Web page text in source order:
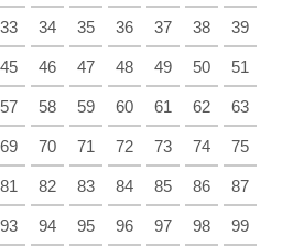
33 34 35 36 37 38 39
45 46 47 48 49 50 51
57 58 59 60 61 62 63
69 70 71 72 73 74 75
81 82 83 84 85 86 87
93 94 95 96 97 98 99